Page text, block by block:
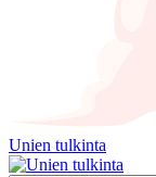
Unien tulkinta